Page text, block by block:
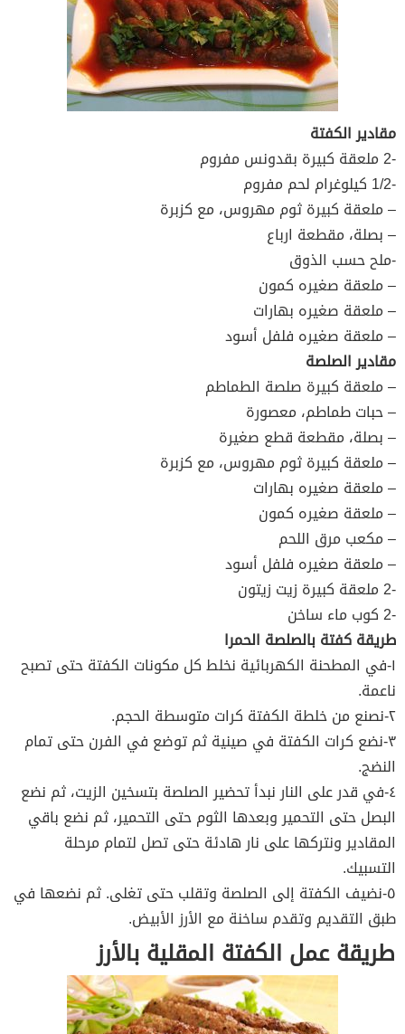
مقادير الكفتة
-2 ملعقة كبيرة بقدونس مفروم
-1/2 كيلوغرام لحم مفروم
– ملعقة كبيرة ثوم مهروس، مع كزبرة
– بصلة، مقطعة ارباع
-ملح حسب الذوق
– ملعقة صغيره كمون
– ملعقة صغيره بهارات
– ملعقة صغيره فلفل أسود
مقادير الصلصة
– ملعقة كبيرة صلصة الطماطم
– حبات طماطم، معصورة
– بصلة، مقطعة قطع صغيرة
– ملعقة كبيرة ثوم مهروس، مع كزبرة
– ملعقة صغيره بهارات
– ملعقة صغيره كمون
– مكعب مرق اللحم
– ملعقة صغيره فلفل أسود
-2 ملعقة كبيرة زيت زيتون
-2 كوب ماء ساخن
طريقة كفتة بالصلصة الحمرا
١-في المطحنة الكهربائية نخلط كل مكونات الكفتة حتى تصبح
ناعمة.
٢-نصنع من خلطة الكفتة كرات متوسطة الحجم.
٣-نضع كرات الكفتة في صينية ثم توضع في الفرن حتى تمام
النضج.
٤-في قدر على النار نبدأ تحضير الصلصة بتسخين الزيت، ثم نضع
البصل حتى التحمير وبعدها الثوم حتى التحمير، ثم نضع باقي
المقادير ونتركها على نار هادئة حتى تصل لتمام مرحلة
التسبيك.
٥-نضيف الكفتة إلى الصلصة وتقلب حتى تغلى. ثم نضعها في
طبق التقديم وتقدم ساخنة مع الأرز الأبيض.
طريقة عمل الكفتة المقلية بالأرز